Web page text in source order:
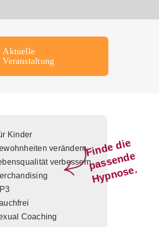
Aktuelle
Veranstaltung
Fi
n
d
e
di
e
p
a
s
s
e
n
d
e
H
y
p
n
o
s
e.
Kinder
verändern
verbessern
Coaching